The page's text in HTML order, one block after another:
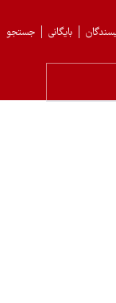
جستجو بایگانی